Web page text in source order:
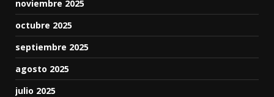
noviembre 2025
octubre 2025
septiembre 2025
agosto 2025
julio 2025